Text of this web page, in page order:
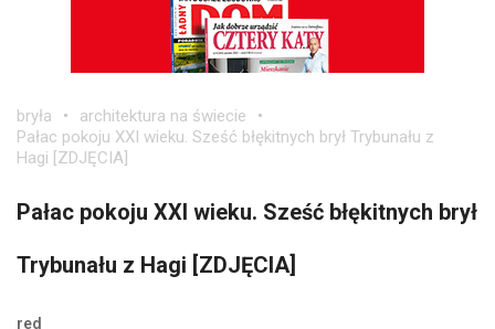
bryła
architektura na świecie
Pałac pokoju XXI wieku. Sześć błękitnych brył Trybunału z
Hagi [ZDJĘCIA]
Pałac pokoju XXI wieku. Sześć błękitnych brył
Trybunału z Hagi [ZDJĘCIA]
red